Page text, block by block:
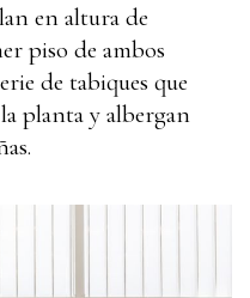
en altura de
piso de ambos
de tabiques que
planta y albergan